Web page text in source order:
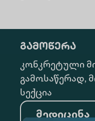
გამოწერა
კონკრეტული
გამოსაწერად,
სექცია
მედიცინა